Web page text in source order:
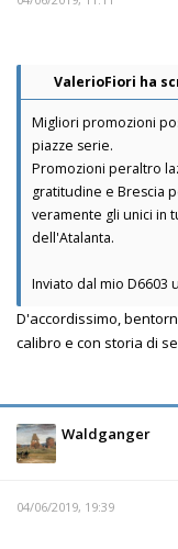
ValerioFiori ha
Migliori promozioni
piazze serie.
Promozioni peraltro
gratitudine e Brescia
veramente gli unici in
dell'Atalanta.
Inviato dal mio D6603
D'accordissimo,
calibro e con storia di
Waldganger
04/06/2019, 19:39